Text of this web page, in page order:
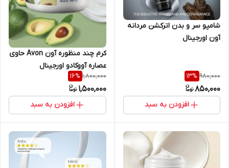
شامپو سر و بدن اترکشن مردانه
آون اورجینال
980,000
13%
850,000
افزودن به سبد
کرم چند منظوره آون Avon حاوی
عصاره آووکادو اورجینال
1,800,000
16%
1,500,000
افزودن به سبد